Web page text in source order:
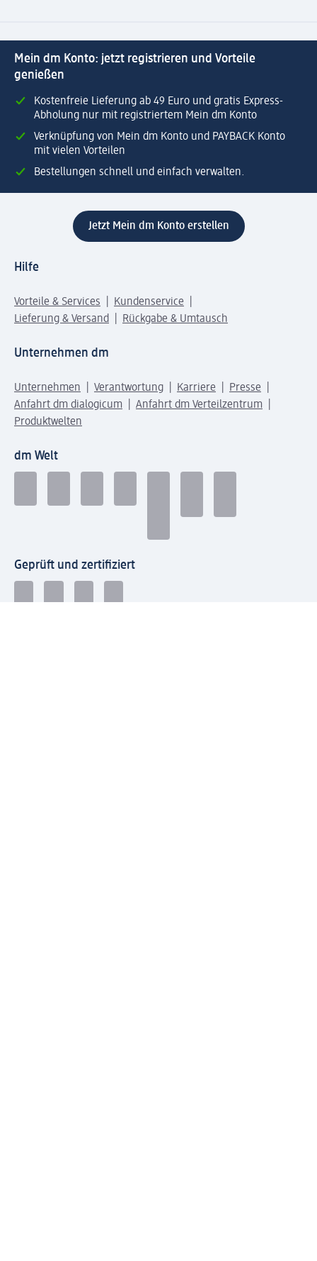
Mein dm Konto: jetzt registrieren und Vorteile
genießen
Kostenfreie Lieferung ab 49 Euro und gratis Express-
Abholung nur mit registriertem Mein dm Konto
Verknüpfung von Mein dm Konto und PAYBACK Konto
mit vielen Vorteilen
Bestellungen schnell und einfach verwalten.
Jetzt Mein dm Konto erstellen
Hilfe
Vorteile & Services
Kundenservice
Lieferung & Versand
Rückgabe & Umtausch
Unternehmen dm
Unternehmen Verantwortung Karriere
Presse
Anfahrt dm dialogicum
Anfahrt dm Verteilzentrum
Produktwelten
dm Welt
Geprüft und zertifiziert